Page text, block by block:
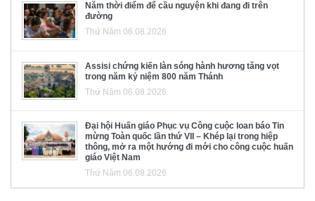
Năm thời điểm để cầu nguyện khi đang đi trên
đường
Thứ Năm 06.08.2026
Assisi chứng kiến làn sóng hành hương tăng vọt
trong năm kỷ niệm 800 năm Thánh
Thứ Năm 06.08.2026
Đại hội Huấn giáo Phục vụ Công cuộc loan báo Tin
mừng Toàn quốc lần thứ VII – Khép lại trong hiệp
thông, mở ra một hướng đi mới cho công cuộc huấn
giáo Việt Nam
Thứ Năm 06.08.2026